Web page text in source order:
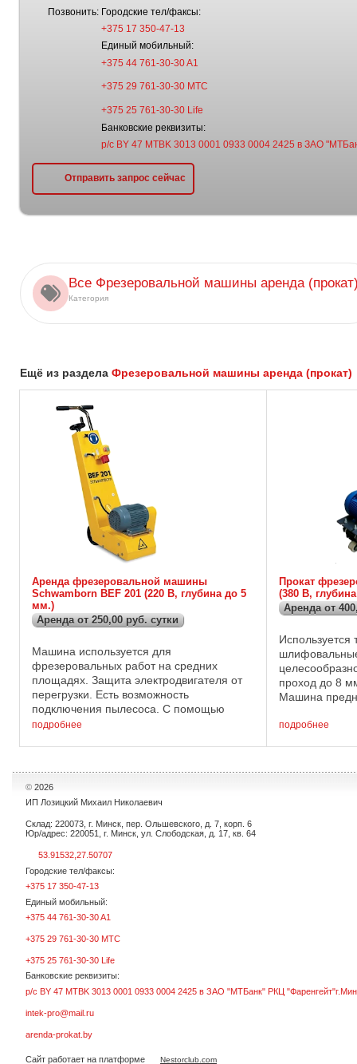
Позвонить: Городские тел/факсы:
+375 17 350-47-13
Единый мобильный:
+375 44 761-30-30 A1
+375 29 761-30-30 МТС
+375 25 761-30-30 Life
Банковские реквизиты:
р/с BY 47 MTBK 3013 0001 0933 0004 2425 в ЗАО
Отправить запрос сейчас
Все Фрезеровальной машины аренда
Категория
Ещё из раздела Фрезеровальной машины аренда (прокат)
Аренда фрезеровальной машины
Schwamborn BEF 201 (220 В, глубина до 5
мм.)
Аренда от 250,00 руб. сутки
Машина используется для
фрезеровальных работ на средних
площадях. Защита электродвигателя от
перегрузки. Есть возможность
подключения пылесоса. С помощью
регулировки глубины, срез получается
подробнее
Прокат
(380 В,
Аренда от
Используется
проход до 8
Машина
полимерных
подробнее
© 2026
ИП Лозицкий Михаил Николаевич
Склад: 220073, г. Минск, пер. Ольшевского, д. 7, корп. 6
Юр/адрес: 220051, г. Минск, ул. Слободская, д. 17, кв. 64
53.91532,27.50707
Городские тел/факсы:
+375 17 350-47-13
Единый мобильный:
+375 44 761-30-30 A1
+375 29 761-30-30 МТС
+375 25 761-30-30 Life
Банковские реквизиты:
р/с BY 47 MTBK 3013 0001 0933 0004 2425 в ЗАО "МТБанк" РКЦ
intek-pro@mail.ru
arenda-prokat.by
Сайт работает на платформе Nestorclub.com